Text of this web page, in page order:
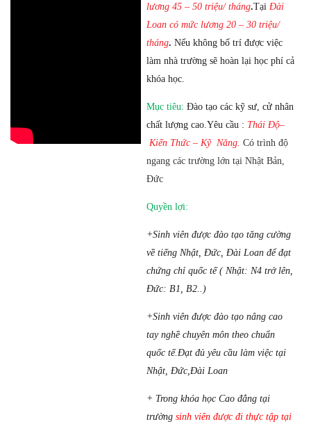
lương 45 – 50 triệu/ tháng.Tại Đài
Loan có mức lương 20 – 30 triệu/
tháng.Nếu không bố trí được việc
làm nhà trường sẽ hoàn lại học phí cả
khóa học.
Mục tiêu:Đào tạo các kỹ sư, cử nhân
chất lượng cao.Yêu cầu : Thái Độ–
Kiến Thức– Kỹ Năng.Có trình độ
ngang các trường lớn tại Nhật Bản,
Đức
Quyền lợi:
+Sinh viên được đào tạo tăng cường
về tiếng Nhật, Đức, Đài Loan để đạt
chứng chỉ quốc tế ( Nhật: N4 trở lên,
Đức: B1, B2..)
+Sinh viên được đào tạo nâng cao
tay nghề chuyên môn theo chuẩn
quốc tế.Đạt đủ yêu cầu làm việc tại
Nhật, Đức,Đài Loan
+ Trong khóa học Cao đẳng tại
trườngsinh viên được đi thực tập tại